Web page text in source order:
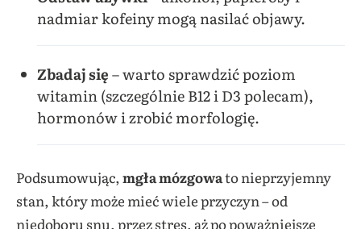
nadmiar kofeiny mogą nasilać objawy.
Zbadaj się– warto sprawdzić poziom
witamin (szczególnie B12 i D3 polecam),
hormonów i zrobić morfologię.
Podsumowując,mgła mózgowato nieprzyjemny
stan, który może mieć wiele przyczyn – od
niedoboru snu, przez stres, aż po poważniejsze